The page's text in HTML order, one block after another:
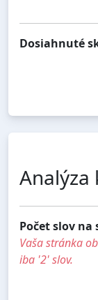
Dosiahnuté
Analýza
Počet slov na
Vaša stránka
iba '2' slov.